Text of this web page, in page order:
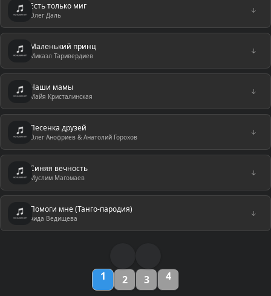
Есть только миг
Олег Даль
↓
Маленький принц
Микаэл Таривердиев
↓
Наши мамы
Майя Кристалинская
↓
Песенка друзей
Олег Анофриев & Анатолий Горохов
↓
Синяя вечность
Муслим Магомаев
↓
Помоги мне (Танго-пародия)
Аида Ведищева
↓
1 2 3 4